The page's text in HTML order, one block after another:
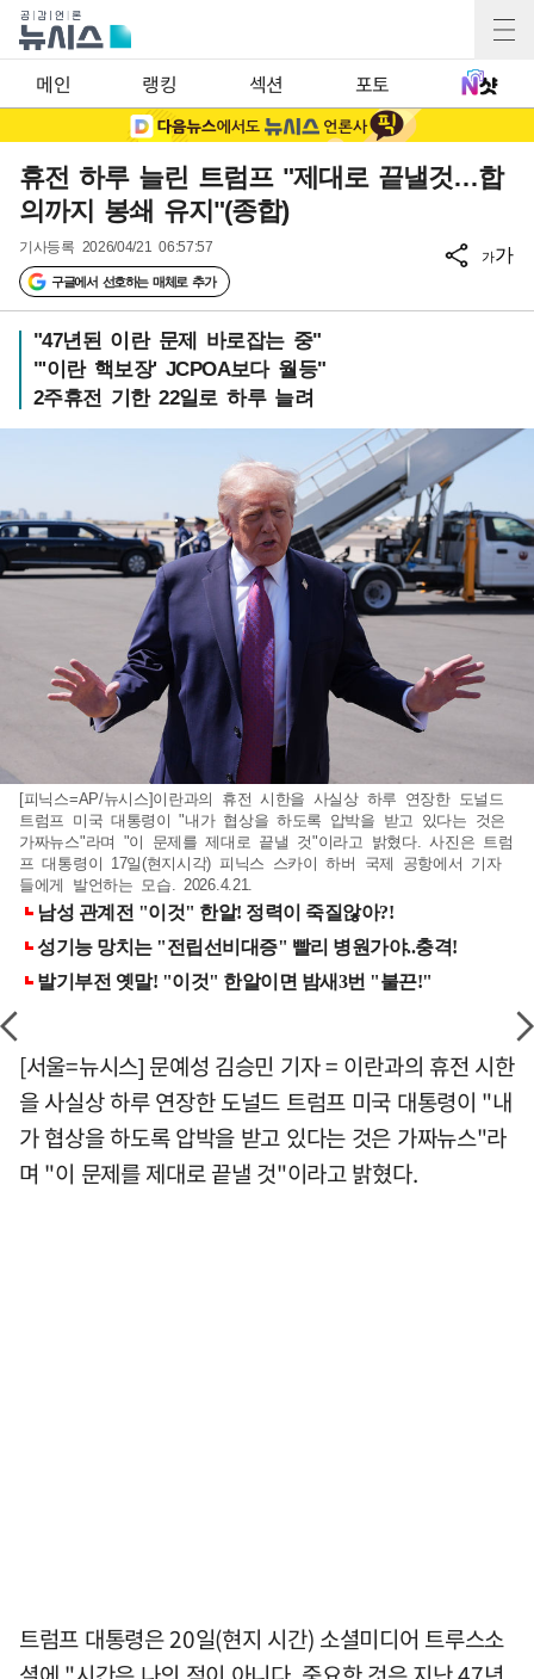
메인 랭킹 섹션 포토
휴전 하루 늘린 트럼프 "제대로 끝낼것…합
의까지 봉쇄 유지"(종합)
기사등록 2026/04/21 06:57:57
구글에서 선호하는 매체로 추가
가가
"47년된 이란 문제 바로잡는 중"
"'이란 핵보장' JCPOA보다 월등"
2주휴전 기한 22일로 하루 늘려
[피닉스=AP/뉴시스]이란과의 휴전 시한을 사실상 하루 연장한 도널드
트럼프 미국 대통령이 "내가 협상을 하도록 압박을 받고 있다는 것은
가짜뉴스"라며 "이 문제를 제대로 끝낼 것"이라고 밝혔다. 사진은 트럼
프 대통령이 17일(현지시각) 피닉스 스카이 하버 국제 공항에서 기자
들에게 발언하는 모습. 2026.4.21.
[서울=뉴시스] 문예성 김승민 기자 = 이란과의 휴전 시한
을 사실상 하루 연장한 도널드 트럼프 미국 대통령이 "내
가 협상을 하도록 압박을 받고 있다는 것은 가짜뉴스"라
며 "이 문제를 제대로 끝낼 것"이라고 밝혔다.
트럼프 대통령은 20일(현지 시간) 소셜미디어 트루스소